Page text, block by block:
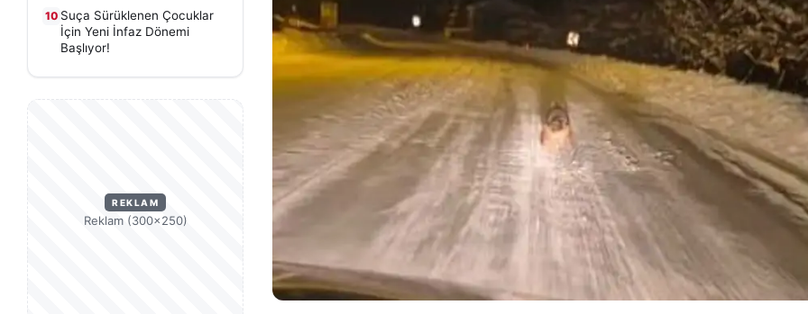
10 Suça Sürüklenen Çocuklar
İçin Yeni İnfaz Dönemi
Başlıyor!
REKLAM
Reklam (300×250)